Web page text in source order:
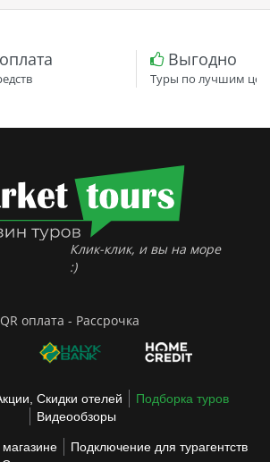
Выгодно
Туры по лучшим
Клик-клик, и вы на море
:)
QR оплата - Рассрочка
Скидки отелей
Подборка туров
Видеообзоры
Подключение для турагентств